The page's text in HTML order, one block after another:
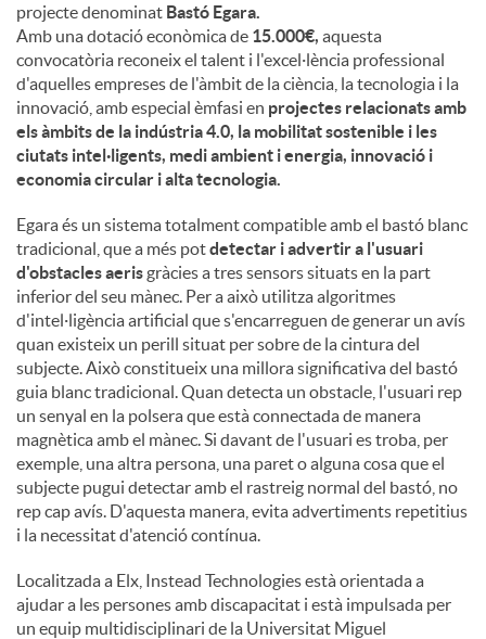
n
g
u
t
s
projecte denominat Bastó Egara.
Amb una dotació econòmica de 15.000€, aquesta
convocatòria reconeix el talent i l'excel·lència professional
d'aquelles empreses de l'àmbit de la ciència, la tecnologia i la
innovació, amb especial èmfasi en projectes relacionats amb
els àmbits de la indústria 4.0, la mobilitat sostenible i les
ciutats intel·ligents, medi ambient i energia, innovació i
economia circular i alta tecnologia.
Egara és un sistema totalment compatible amb el bastó blanc
tradicional, que a més potdetectar i advertir a l'usuari
d'obstacles aerisgràcies a tres sensors situats en la part
inferior del seu mànec. Per a això utilitza algoritmes
d'intel·ligència artificial que s'encarreguen de generar un avís
quan existeix un perill situat per sobre de la cintura del
subjecte. Això constitueix una millora significativa del bastó
guia blanc tradicional. Quan detecta un obstacle, l'usuari rep
un senyal en la polsera que està connectada de manera
magnètica amb el mànec. Si davant de l'usuari es troba, per
exemple, una altra persona, una paret o alguna cosa que el
subjecte pugui detectar amb el rastreig normal del bastó, no
rep cap avís. D'aquesta manera, evita advertiments repetitius
i la necessitat d'atenció contínua.
Localitzada a Elx, Instead Technologies està orientada a
ajudar a les persones amb discapacitat i està impulsada per
un equip multidisciplinari de la Universitat Miguel